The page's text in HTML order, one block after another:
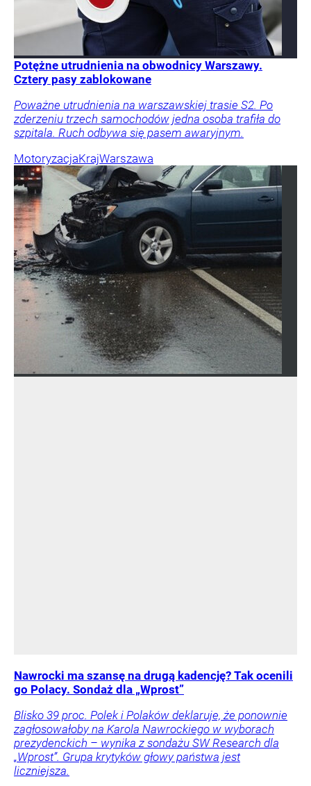
Potężne utrudnienia na obwodnicy Warszawy.
Cztery pasy zablokowane
Poważne utrudnienia na warszawskiej trasie S2. Po
zderzeniu trzech samochodów jedna osoba trafiła do
szpitala. Ruch odbywa się pasem awaryjnym.
MotoryzacjaKrajWarszawa
Nawrocki ma szansę na drugą kadencję? Tak ocenili
go Polacy. Sondaż dla „Wprost”
Blisko 39 proc. Polek i Polaków deklaruje, że ponownie
zagłosowałoby na Karola Nawrockiego w wyborach
prezydenckich – wynika z sondażu SW Research dla
„Wprost”. Grupa krytyków głowy państwa jest
liczniejsza.